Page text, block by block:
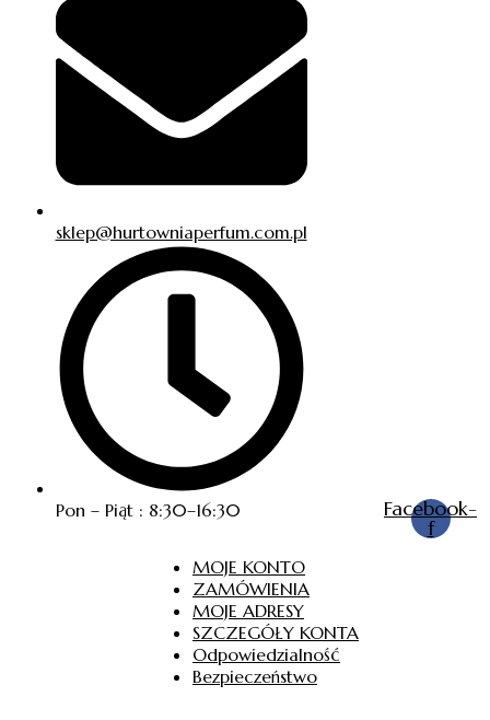
sklep@hurtowniaperfum.com.pl
Pon – Piąt : 8:30–16:30 Facebook-
f
MOJE KONTO
ZAMÓWIENIA
MOJE ADRESY
SZCZEGÓŁY KONTA
Odpowiedzialność
Bezpieczeństwo